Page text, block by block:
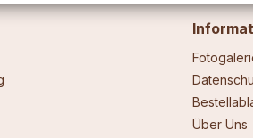
Über Uns